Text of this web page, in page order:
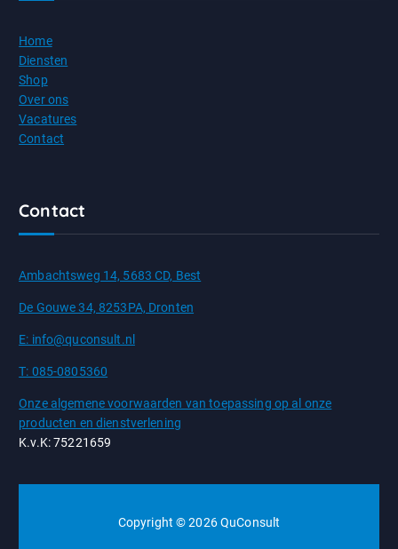
Home
Diensten
Shop
Over ons
Vacatures
Contact
Contact
Ambachtsweg 14, 5683 CD, Best
De Gouwe 34, 8253PA, Dronten
E: info@quconsult.nl
T: 085-0805360
Onze algemene voorwaarden van toepassing op al onze
producten en dienstverlening
K.v.K: 75221659
Copyright © 2026 QuConsult